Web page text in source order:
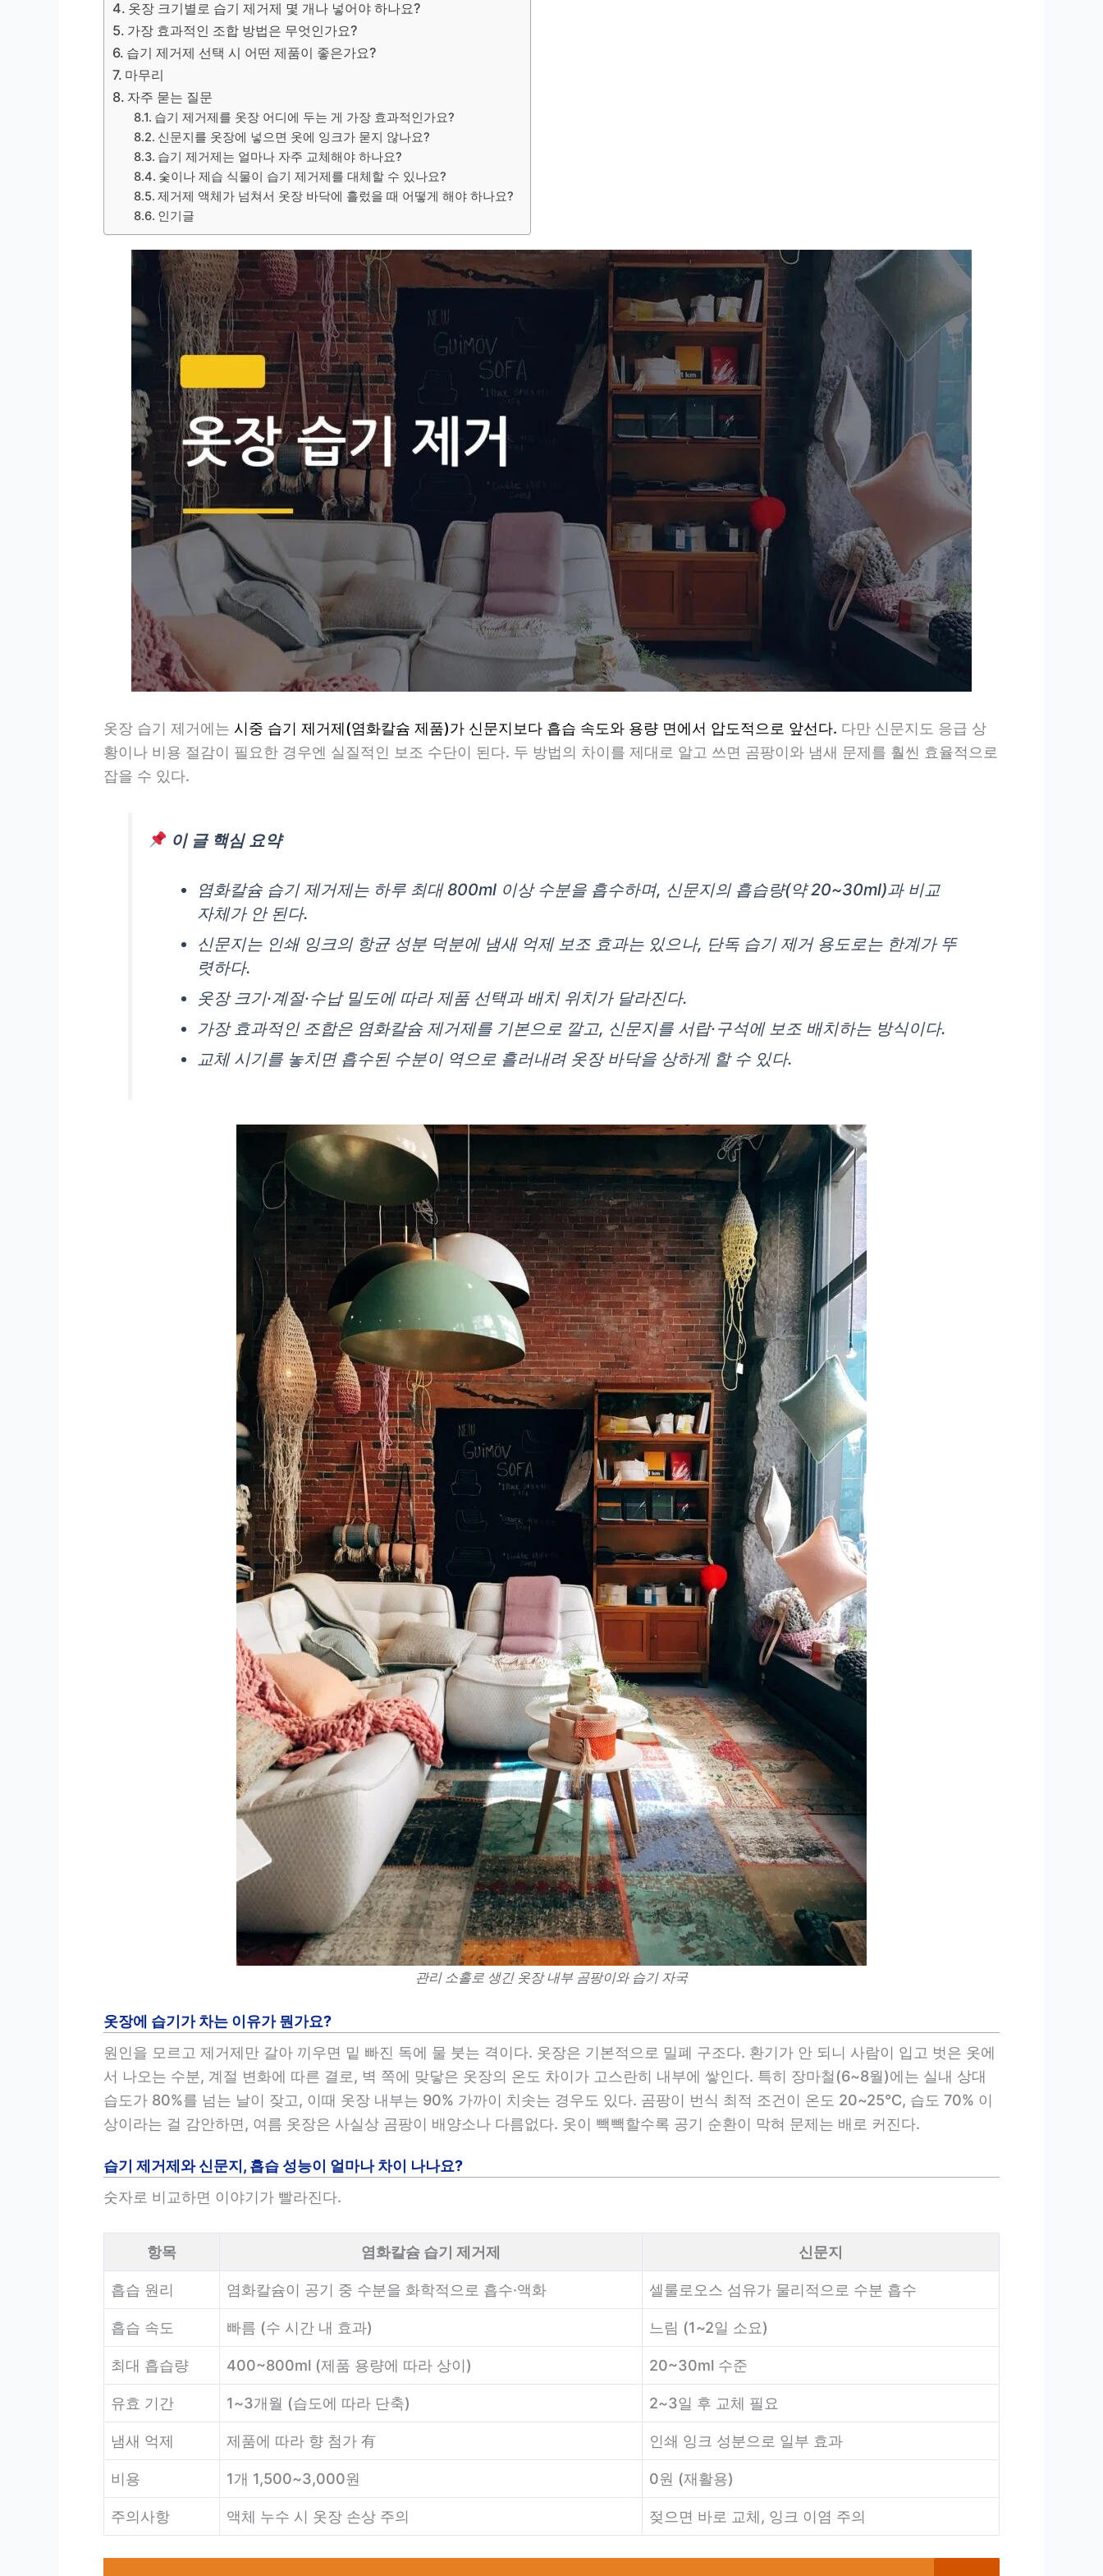
옷장 크기별로 습기 제거제 몇 개나 넣어야 하나요?
가장 효과적인 조합 방법은 무엇인가요?
습기 제거제 선택 시 어떤 제품이 좋은가요?
마무리
자주 묻는 질문
습기 제거제를 옷장 어디에 두는 게 가장 효과적인가요?
신문지를 옷장에 넣으면 옷에 잉크가 묻지 않나요?
습기 제거제는 얼마나 자주 교체해야 하나요?
숯이나 제습 식물이 습기 제거제를 대체할 수 있나요?
제거제 액체가 넘쳐서 옷장 바닥에 흘렀을 때 어떻게 해야 하나요?
인기글
옷장 습기 제거에는 시중 습기 제거제(염화칼슘 제품)가 신문지보다 흡습 속도와 용량 면에서 압도적으로 앞선다. 다만 신문지도 응급 상
황이나 비용 절감이 필요한 경우엔 실질적인 보조 수단이 된다. 두 방법의 차이를 제대로 알고 쓰면 곰팡이와 냄새 문제를 훨씬 효율적으로
잡을 수 있다.
이 글 핵심 요약
염화칼슘 습기 제거제는 하루 최대 800ml 이상 수분을 흡수하며, 신문지의 흡습량(약 20~30ml)과 비교
자체가 안 된다.
신문지는 인쇄 잉크의 항균 성분 덕분에 냄새 억제 보조 효과는 있으나, 단독 습기 제거 용도로는 한계가 뚜
렷하다.
옷장 크기·계절·수납 밀도에 따라 제품 선택과 배치 위치가 달라진다.
가장 효과적인 조합은 염화칼슘 제거제를 기본으로 깔고, 신문지를 서랍·구석에 보조 배치하는 방식이다.
교체 시기를 놓치면 흡수된 수분이 역으로 흘러내려 옷장 바닥을 상하게 할 수 있다.
관리 소홀로 생긴 옷장 내부 곰팡이와 습기 자국
옷장에 습기가 차는 이유가 뭔가요?
원인을 모르고 제거제만 갈아 끼우면 밑 빠진 독에 물 붓는 격이다. 옷장은 기본적으로 밀폐 구조다. 환기가 안 되니 사람이 입고 벗은 옷에
서 나오는 수분, 계절 변화에 따른 결로, 벽 쪽에 맞닿은 옷장의 온도 차이가 고스란히 내부에 쌓인다. 특히 장마철(6~8월)에는 실내 상대
습도가 80%를 넘는 날이 잦고, 이때 옷장 내부는 90% 가까이 치솟는 경우도 있다. 곰팡이 번식 최적 조건이 온도 20~25℃, 습도 70% 이
상이라는 걸 감안하면, 여름 옷장은 사실상 곰팡이 배양소나 다름없다. 옷이 빽빽할수록 공기 순환이 막혀 문제는 배로 커진다.
습기 제거제와 신문지, 흡습 성능이 얼마나 차이 나나요?
숫자로 비교하면 이야기가 빨라진다.
항목 염화칼슘 습기 제거제 신문지
흡습 원리 염화칼슘이 공기 중 수분을 화학적으로 흡수·액화 셀룰로오스 섬유가 물리적으로 수분 흡수
흡습 속도 빠름 (수 시간 내 효과) 느림 (1~2일 소요)
최대 흡습량 400~800ml (제품 용량에 따라 상이) 20~30ml 수준
유효 기간 1~3개월 (습도에 따라 단축) 2~3일 후 교체 필요
냄새 억제 제품에 따라 향 첨가 有 인쇄 잉크 성분으로 일부 효과
비용 1개 1,500~3,000원 0원 (재활용)
주의사항 액체 누수 시 옷장 손상 주의 젖으면 바로 교체, 잉크 이염 주의